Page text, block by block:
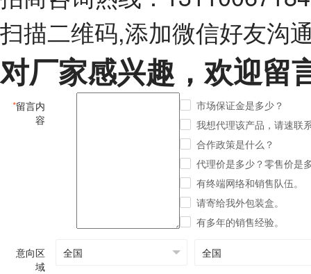
扫描二维码,添加微信好友沟
对厂家感兴趣，欢迎留
*留言内
容
市场保证金是多少？
我想代理该产品，请速联
合作政策是什么？
代理价是多少？零售价是
有终端网络和销售队伍。
请寄给我外包装盒。
有多年的销售经验。
意向区
域